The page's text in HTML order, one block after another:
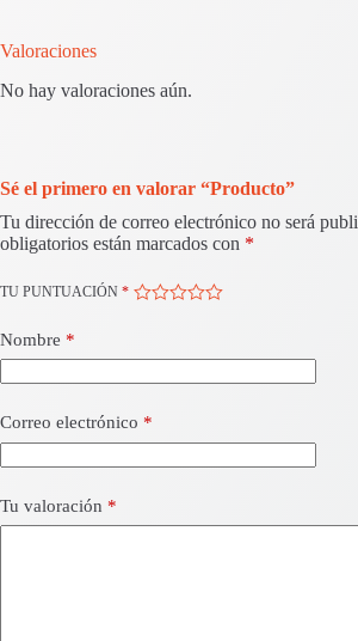
Valoraciones
No hay valoraciones aún.
Sé el primero en valorar “Producto”
Tu dirección de correo electrónico no será
obligatorios están marcados con *
TU PUNTUACIÓN *
Nombre *
Correo electrónico *
Tu valoración *